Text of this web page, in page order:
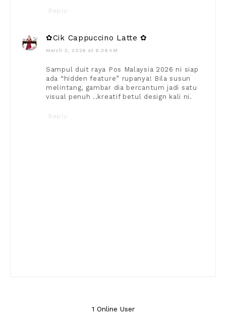
Reply
✿Cik Cappuccino Latte ✿
March 2, 2026 at 6:38 AM
Sampul duit raya Pos Malaysia 2026 ni siap
ada “hidden feature” rupanya! Bila susun
melintang, gambar dia bercantum jadi satu
visual penuh ..kreatif betul design kali ni.
Reply
1 Online User